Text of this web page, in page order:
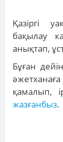
Қазіргі
бақылау
анықтап,
Бұған
қамалып,
жазғанбыз.